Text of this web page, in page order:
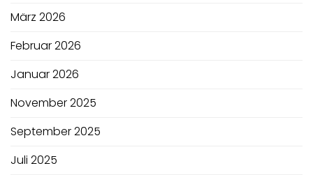
März 2026
Februar 2026
Januar 2026
November 2025
September 2025
Juli 2025